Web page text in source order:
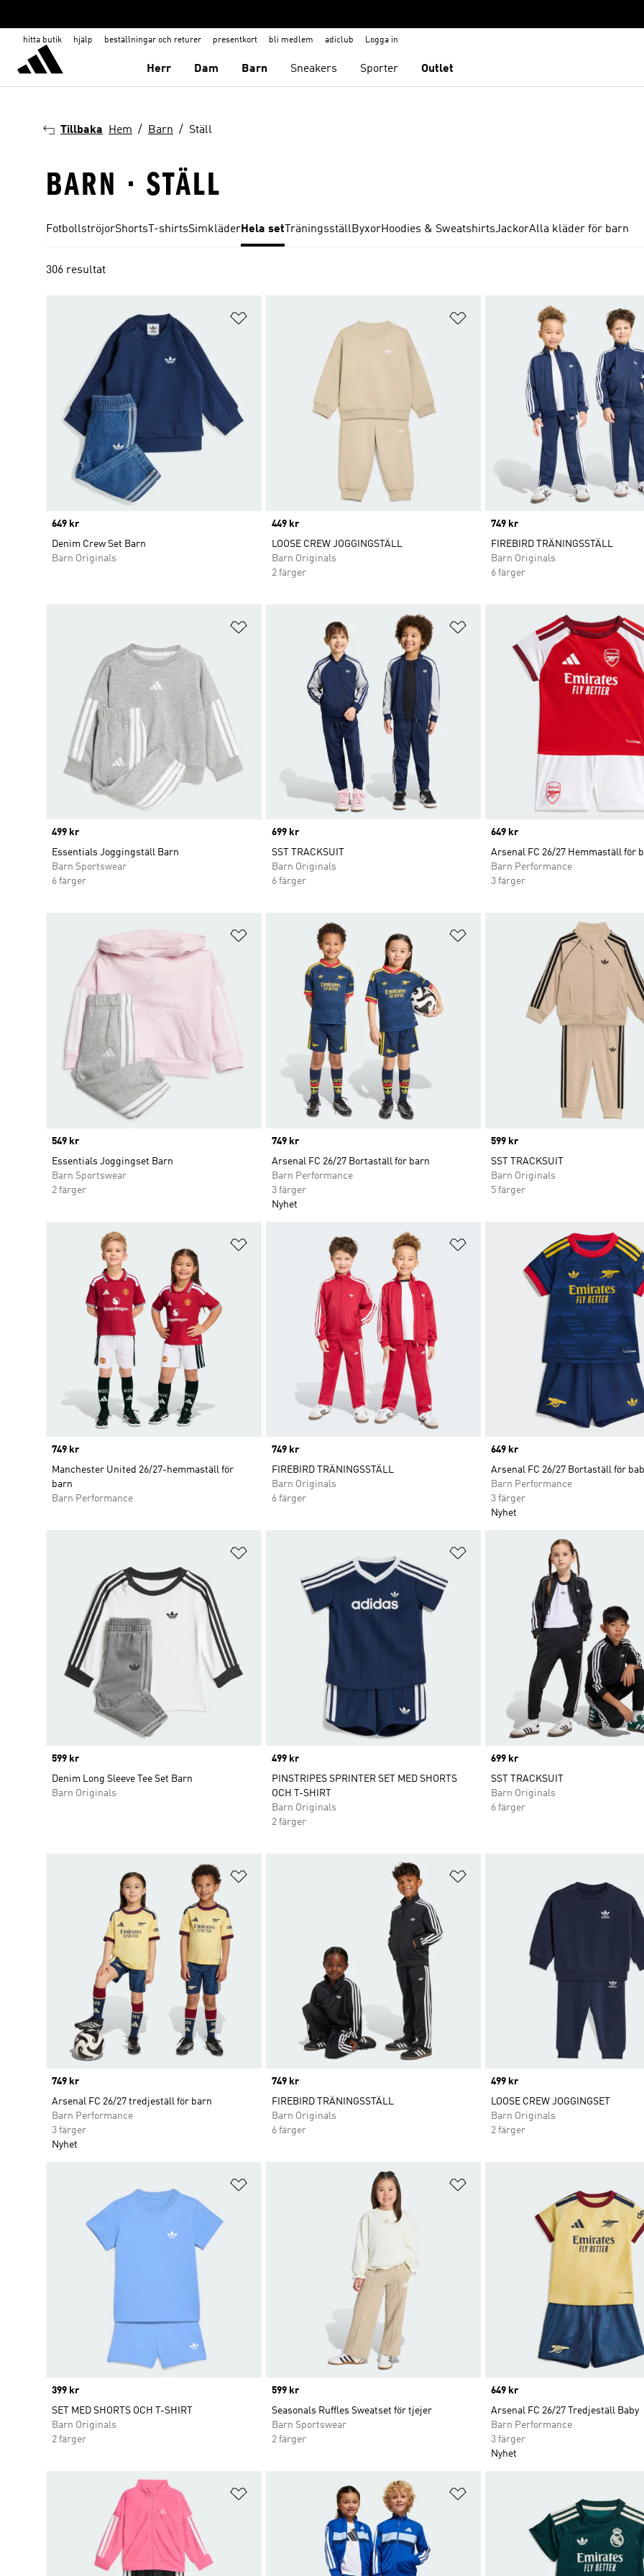
hitta butik hjälp beställningar och returer presentkort bli medlem adiclub Logga in
Herr Dam Barn Sneakers Sporter Outlet
Tillbaka Hem Barn Ställ
BARN · STÄLL
FotbollströjorShorts T-shirtsSimkläderHela set TräningsställByxorHoodies & SweatshirtsJackorAlla kläder för barn
306 resultat
Price
649 kr
Denim Crew Set Barn
Barn Originals
Lägg till på önskelistan
Price
449 kr
LOOSE CREW JOGGINGSTÄLL
Barn Originals
2 färger
Price
749 kr
FIREBIRD TRÄNINGSSTÄLL
Barn Originals
6 färger
Lägg till på önskelistan
Price
499 kr
Essentials Joggingställ Barn
Barn Sportswear
6 färger
Lägg till på önskelistan
Price
699 kr
SST TRACKSUIT
Barn Originals
6 färger
Price
649 kr
Arsenal FC 26/27 Hemmaställ för
Barn Performance
3 färger
Lägg till på önskelistan
Price
549 kr
Essentials Joggingset Barn
Barn Sportswear
2 färger
Lägg till på önskelistan
Price
749 kr
Arsenal FC 26/27 Bortaställ för barn
Barn Performance
3 färger
Nyhet
Price
599 kr
SST TRACKSUIT
Barn Originals
5 färger
Lägg till på önskelistan
Price
749 kr
Manchester United 26/27-hemmaställ för
barn
Barn Performance
Lägg till på önskelistan
Price
749 kr
FIREBIRD TRÄNINGSSTÄLL
Barn Originals
6 färger
Price
649 kr
Arsenal FC 26/27 Bortaställ för
Barn Performance
3 färger
Nyhet
Price
599 kr
Denim Long Sleeve Tee Set Barn
Barn Originals
Lägg till på önskelistan
Price
499 kr
PINSTRIPES SPRINTER SET MED SHORTS
OCH T-SHIRT
Barn Originals
2 färger
Price
699 kr
SST TRACKSUIT
Barn Originals
6 färger
Price
749 kr
Arsenal FC 26/27 tredjeställ för barn
Barn Performance
3 färger
Nyhet
Price
749 kr
FIREBIRD TRÄNINGSSTÄLL
Barn Originals
6 färger
Price
499 kr
LOOSE CREW JOGGINGSET
Barn Originals
2 färger
Price
399 kr
SET MED SHORTS OCH T-SHIRT
Barn Originals
2 färger
Price
599 kr
Seasonals Ruffles Sweatset för tjejer
Barn Sportswear
2 färger
Price
649 kr
Arsenal FC 26/27 Tredjeställ Baby
Barn Performance
3 färger
Nyhet
Lägg till på önskelistan